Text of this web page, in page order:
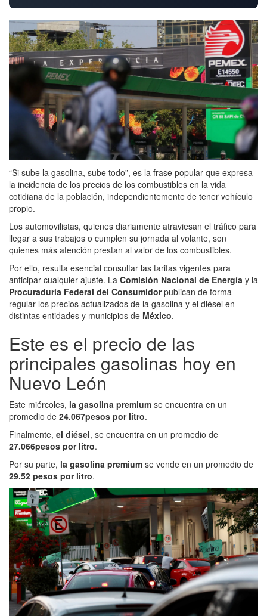
“Si sube la gasolina, sube todo”, es la frase popular que expresa
la incidencia de los precios de los combustibles en la vida
cotidiana de la población, independientemente de tener vehículo
propio.
Los automovilistas, quienes diariamente atraviesan el tráfico para
llegar a sus trabajos o cumplen su jornada al volante, son
quienes más atención prestan al valor de los combustibles.
Por ello, resulta esencial consultar las tarifas vigentes para
anticipar cualquier ajuste. La Comisión Nacional de Energía y la
Procuraduría Federal del Consumidorpublican de forma
regular los precios actualizados de la gasolina y el diésel en
distintas entidades y municipios de México.
Este es el precio de las
principales gasolinas hoy en
Nuevo León
Este miércoles, la gasolina premium se encuentra en un
promedio de 24.067pesos por litro.
Finalmente, el diésel, se encuentra en un promedio de
27.066pesos por litro.
Por su parte, la gasolina premium se vende en un promedio de
29.52 pesos por litro.